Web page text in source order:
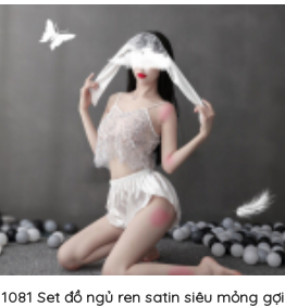
1081 Set đồ ngủ ren satin siêu mỏng gợi